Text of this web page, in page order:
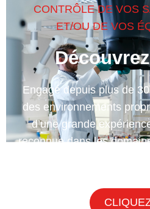
CONTRÔLE DE VOS
ET/OU DE VOS
Engagé depuis plus de
des environnements
d’une grande
reconnue dans les